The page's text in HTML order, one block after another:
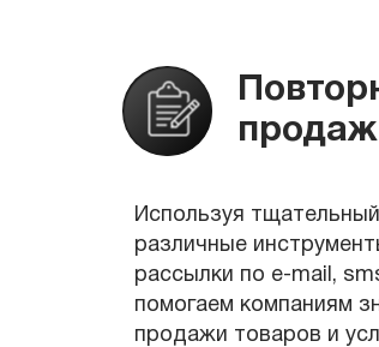
Используя
различные
рассылки по e-mail,
помогаем компаниям
продажи товаров и